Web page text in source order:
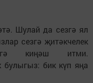
Шулай да сезгә ял
сезгә җитәкчелек
киңәш итми.
булыгыз: бик күп яңа